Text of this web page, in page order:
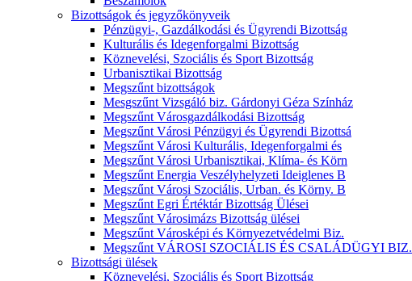
Bizottságok és jegyzőkönyveik
Pénzügyi-, Gazdálkodási és Ügyrendi Bizottság
Kulturális és Idegenforgalmi Bizottság
Köznevelési, Szociális és Sport Bizottság
Urbanisztikai Bizottság
Megszűnt bizottságok
Mesgszűnt Vizsgáló biz. Gárdonyi Géza Színház
Megszűnt Városgazdálkodási Bizottság
Megszűnt Városi Pénzügyi és Ügyrendi Bizottsá
Megszűnt Városi Kulturális, Idegenforgalmi és
Megszűnt Városi Urbanisztikai, Klíma- és Körn
Megszűnt Energia Veszélyhelyzeti Ideiglenes B
Megszűnt Városi Szociális, Urban. és Körny. B
Megszűnt Egri Értéktár Bizottság Ülései
Megszűnt Városimázs Bizottság ülései
Megszűnt Városképi és Környezetvédelmi Biz.
Megszűnt VÁROSI SZOCIÁLIS ÉS CSALÁDÜGYI BIZ.
Bizottsági ülések
Köznevelési, Szociális és Sport Bizottság